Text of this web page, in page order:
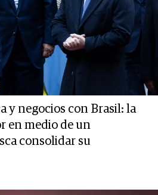
y negocios con Brasil: la
en medio de un
consolidar su